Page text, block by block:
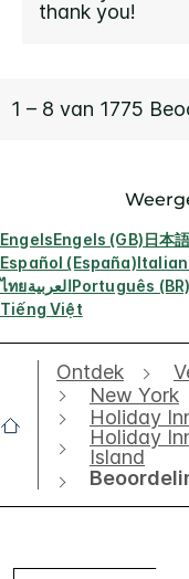
EngelsEngels (GB)日本語
Español (España)
ไทยالعربيةPortuguês (BR)
Tiếng Việt
Ontdek
New York
Holiday
Holiday
Island